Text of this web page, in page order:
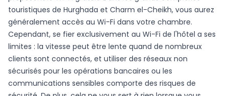
touristiques de Hurghada et Charm el-Cheikh, vous aurez
généralement accès au Wi-Fi dans votre chambre.
Cependant, se fier exclusivement au Wi-Fi de l'hôtel a ses
limites : la vitesse peut être lente quand de nombreux
clients sont connectés, et utiliser des réseaux non
sécurisés pour les opérations bancaires ou les
communications sensibles comporte des risques de